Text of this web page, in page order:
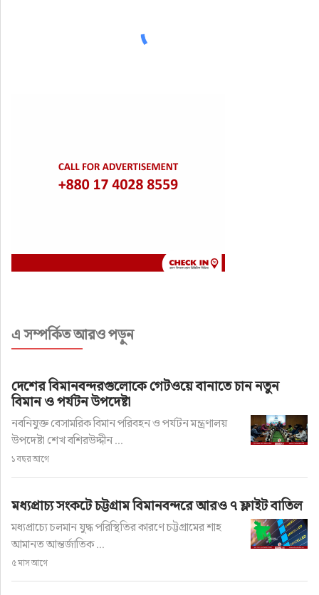
এ সম্পর্কিত আরও পড়ুন
দেশের বিমানবন্দরগুলোকে গেটওয়ে বানাতে চান নতুন
বিমান ও পর্যটন উপদেষ্টা
নবনিযুক্ত বেসামরিক বিমান পরিবহন ও পর্যটন মন্ত্রণালয়
উপদেষ্টা শেখ বশিরউদ্দীন ...
১ বছর আগে
মধ্যপ্রাচ্য সংকটে চট্টগ্রাম বিমানবন্দরে আরও ৭ ফ্লাইট বাতিল
মধ্যপ্রাচ্যে চলমান যুদ্ধ পরিস্থিতির কারণে চট্টগ্রামের শাহ
আমানত আন্তর্জাতিক ...
৫ মাস আগে